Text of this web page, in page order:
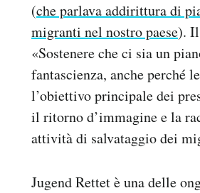
(che parlava addirittura di
migranti nel nostro paese).
«Sostenere che ci sia un
fantascienza, anche perché
l’obiettivo principale dei
il ritorno d’immagine e la
attività di salvataggio dei
Jugend Rettet è una delle